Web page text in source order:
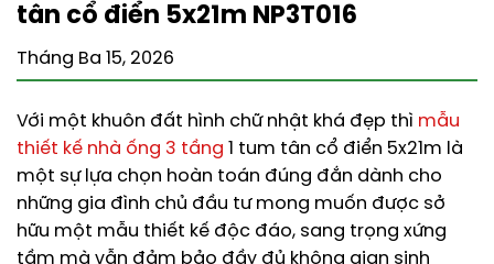
tân cổ điển 5x21m NP3T016
Tháng Ba 15, 2026
Với một khuôn đất hình chữ nhật khá đẹp thì mẫu
thiết kế nhà ống 3 tầng 1 tum tân cổ điển 5x21m là
một sự lựa chọn hoàn toán đúng đắn dành cho
những gia đình chủ đầu tư mong muốn được sở
hữu một mẫu thiết kế độc đáo, sang trọng xứng
tầm mà vẫn đảm bảo đầy đủ không gian sinh